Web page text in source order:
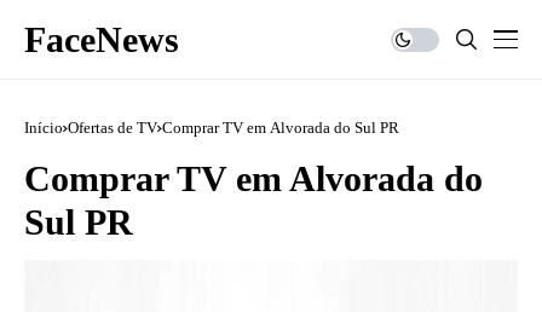
FaceNews
Início Ofertas de TV Comprar TV em Alvorada do Sul PR
Comprar TV em Alvorada do
Sul PR